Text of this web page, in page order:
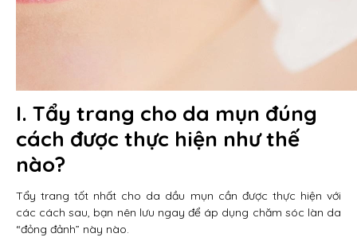
I. Tẩy trang cho da mụn đúng
cách được thực hiện như thế
nào?
Tẩy trang tốt nhất cho da dầu mụn cần được thực hiện với
các cách sau, bạn nên lưu ngay để áp dụng chăm sóc làn da
“đỏng đảnh” này nào.